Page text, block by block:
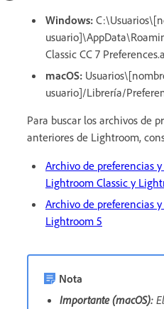
Windows:
Classic CC 7
macOS:
usuario]/Librería/
Para buscar los archivos de
anteriores de Lightroom,
Archivo de preferencias
Lightroom Classic y
Archivo de preferencias
Lightroom 5
Nota
Importante (macOS):